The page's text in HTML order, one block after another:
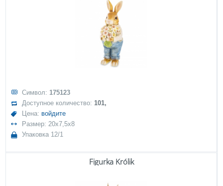
Символ: 175123
Доступное количество:101,
Цена: войдите
Размер: 20x7,5x8
Упаковка 12/1
Figurka Królik